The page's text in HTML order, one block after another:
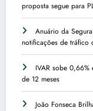
proposta segue para
Anuário da
notificações de tráfico
IVAR sobe 0,66%
de 12 meses
João Fonseca